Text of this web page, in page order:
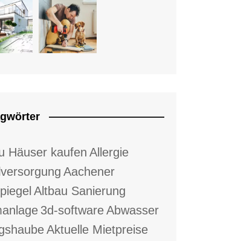
Häuser kaufen Allergie
Aachener
Altbau Sanierung
3d-softwareAbwasser
Aktuelle Mietpreise